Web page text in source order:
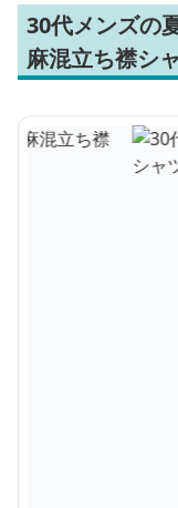
30代メンズの
麻混立ち襟シ